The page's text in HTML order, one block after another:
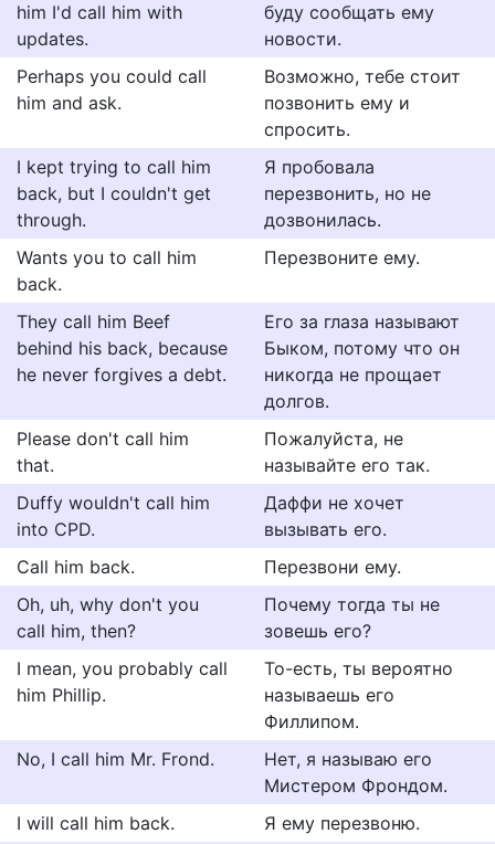
him I'd call him with
updates.
буду сообщать ему
новости.
Perhaps you could call
him and ask.
Возможно, тебе стоит
позвонить ему и
спросить.
I kept trying to call him
back, but I couldn't get
through.
Я пробовала
перезвонить, но не
дозвонилась.
Wants you to call him
back.
Перезвоните ему.
They call him Beef
behind his back, because
he never forgives a debt.
Его за глаза называют
Быком, потому что он
никогда не прощает
долгов.
Please don't call him
that.
Пожалуйста, не
называйте его так.
Duffy wouldn't call him
into CPD.
Даффи не хочет
вызывать его.
Call him back.
Перезвони ему.
Oh, uh, why don't you
call him, then?
Почему тогда ты не
зовешь его?
I mean, you probably call
him Phillip.
То-есть, ты вероятно
называешь его
Филлипом.
No, I call him Mr. Frond.
Нет, я называю его
Мистером Фрондом.
I will call him back.
Я ему перезвоню.